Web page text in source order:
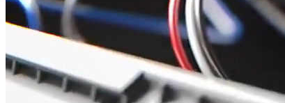
Niezbędne
Niezbędne pliki cookie
nich. Te pliki cookie nie
Preferencje